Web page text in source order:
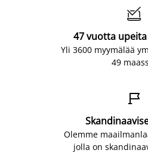

47 vuotta
Yli 3600 myymälää
49

Olemme
jolla on